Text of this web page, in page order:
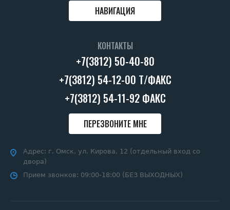
НАВИГАЦИЯ
КОНТАКТЫ
+7(3812) 50-40-80
+7(3812) 54-12-00 Т/ФАКС
+7(3812) 54-11-92 ФАКС
ПЕРЕЗВОНИТЕ МНЕ
Адрес: г. Омск, ул. Кирова, 12 (отдельный вход со
двора)
Прием звонков: 09:00-18:00 (БЕЗ ВЫХОДНЫХ)